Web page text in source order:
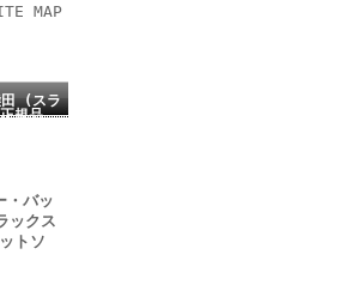
MAP
田 (スラ
規品
・バッ
ックス
トソ